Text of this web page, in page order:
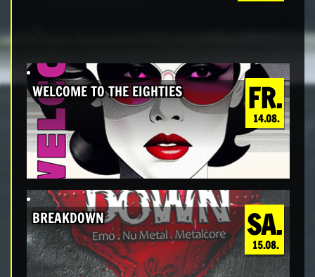
FR.
14.08.
WELCOME TO THE EIGHTIES
SA.
15.08.
BREAKDOWN